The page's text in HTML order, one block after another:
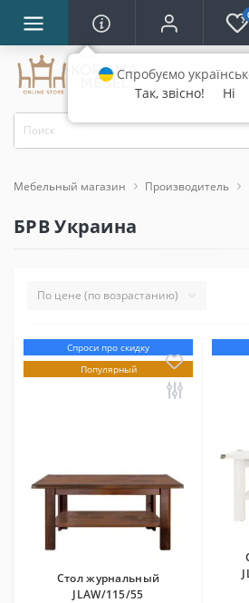
Мебельный магазин Производитель
БРВ Украина
Спроси про скидку
Популярный
Стол журнальный
JLAW/115/55
Спробуємо
Так, звісно!
Ні